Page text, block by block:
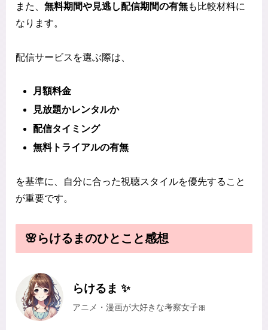
また、 無料期間や見逃し配信期間の有無も比較材料に
なります。
配信サービスを選ぶ際は、
月額料金
見放題かレンタルか
配信タイミング
無料トライアルの有無
を基準に、自分に合った視聴スタイルを優先すること
が重要です。
🌸らけるまのひとこと感想
らけるま ✨
アニメ・漫画が大好きな考察女子🎀